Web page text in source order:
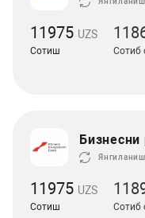
11975 UZS
Сотиш Сотиб
11975 UZS
Сотиш Сотиб